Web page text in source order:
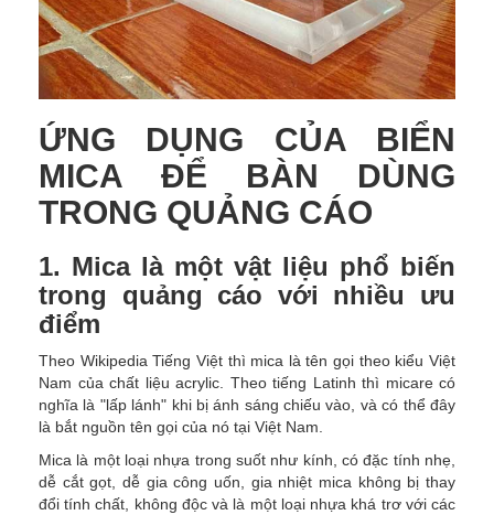
ỨNG DỤNG CỦA BIỂN
MICA ĐỂ BÀN DÙNG
TRONG QUẢNG CÁO
1. Mica là một vật liệu phổ biến
trong quảng cáo với nhiều ưu
điểm
Theo Wikipedia Tiếng Việt thì mica là tên gọi theo kiểu Việt
Nam của chất liệu acrylic. Theo tiếng Latinh thì micare có
nghĩa là "lấp lánh" khi bị ánh sáng chiếu vào, và có thể đây
là bắt nguồn tên gọi của nó tại Việt Nam.
Mica là một loại nhựa trong suốt như kính, có đặc tính nhẹ,
dễ cắt gọt, dễ gia công uốn, gia nhiệt mica không bị thay
đổi tính chất, không độc và là một loại nhựa khá trơ với các